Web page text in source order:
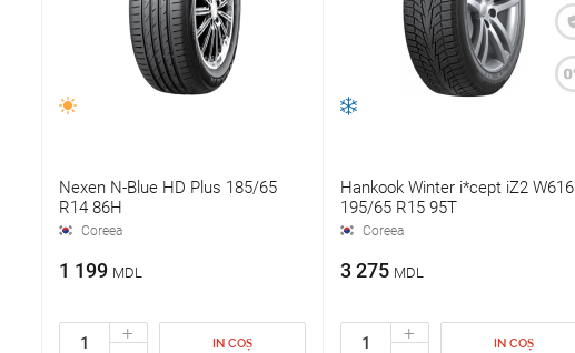
Nexen N-Blue HD Plus 185/65
R14 86H
Coreea
1 199 MDL
+ IN COȘ
Hankook Winter i*cept iZ2 W616
195/65 R15 95T
Coreea
3 275 MDL
+ IN COȘ